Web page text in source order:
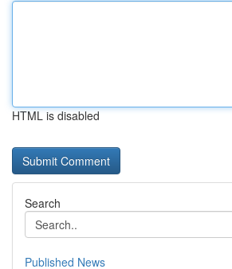
HTML is disabled
Search
Published News